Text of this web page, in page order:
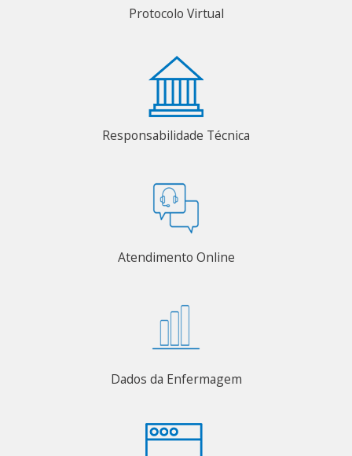
Protocolo Virtual
Responsabilidade Técnica
Atendimento Online
Dados da Enfermagem